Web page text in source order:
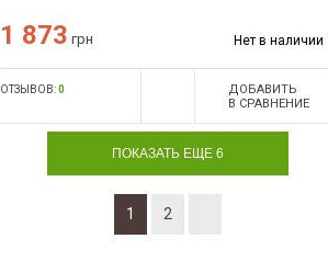
1 873 грн Нет в наличии
ОТЗЫВОВ:0
ДОБАВИТЬ
В СРАВНЕНИЕ
ПОКАЗАТЬ ЕЩЕ 6
1 2